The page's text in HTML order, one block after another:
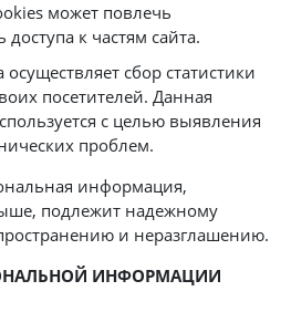
может повлечь
к частям сайта.
осуществляет сбор статистики
посетителей. Данная
с целью выявления
проблем.
информация,
подлежит надежному
и неразглашению.
ИНФОРМАЦИИ